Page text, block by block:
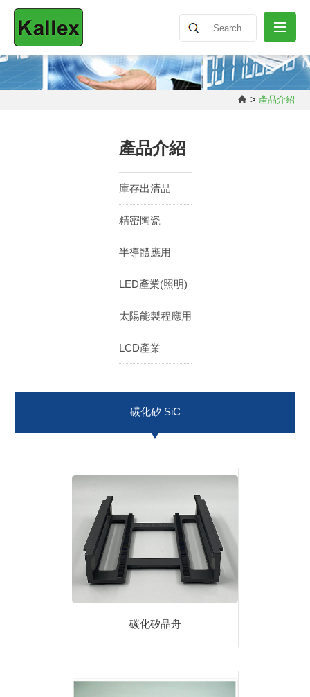
關於我們
產品介紹
知識分享
ENGLISH 日本語
簡中
> 產品介紹
產品介紹
庫存出清品
精密陶瓷
半導體應用
LED產業(照明)
太陽能製程應用
LCD產業
碳化矽 SiC
碳化矽晶舟